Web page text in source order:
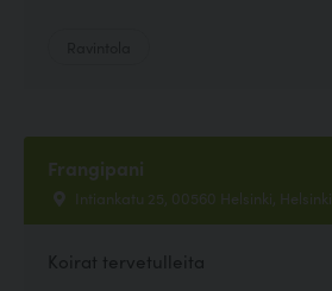
Frangipani
Intiankatu 25, 00560 Helsinki, Helsinki
Koirat tervetulleita